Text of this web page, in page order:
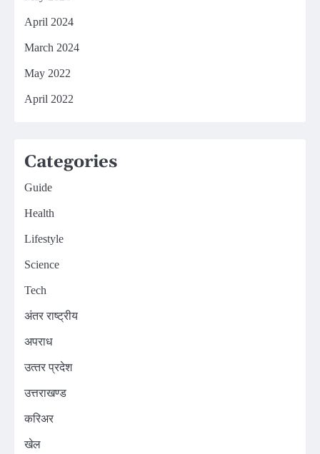
April 2024
March 2024
May 2022
April 2022
Categories
Guide
Health
Lifestyle
Science
Tech
अंतर राष्ट्रीय
अपराध
उत्‍तर प्रदेश
उत्तराखण्ड
करिअर
खेल